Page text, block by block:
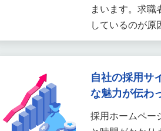
まいます。求職
しているのが原
自社の採用サ
な魅力が伝わ
採用ホームペー